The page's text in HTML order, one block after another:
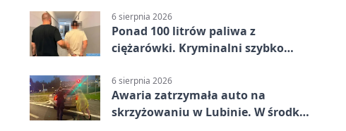
6 sierpnia 2026
Ponad 100 litrów paliwa z
ciężarówki. Kryminalni szybko
6 sierpnia 2026
Awaria zatrzymała auto na
skrzyżowaniu w Lubinie. W środku